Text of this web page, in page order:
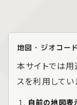
地図・ジオコー
本サイトでは
スを利用してい
自前の地図